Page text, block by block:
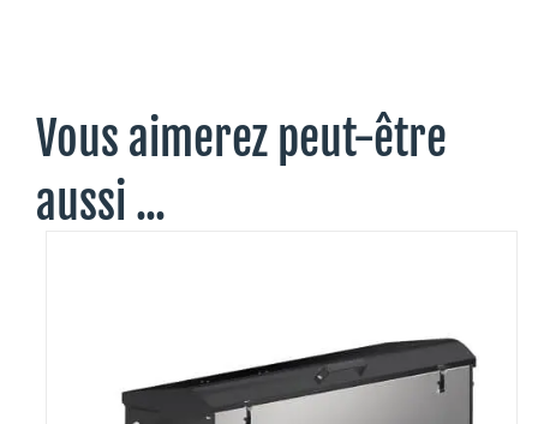
Vous aimerez peut-être
aussi ...